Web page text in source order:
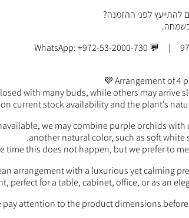
להתייעץ לפני ההזמנה?
בשמחה.
Arrangement of 4
with many buds, while others may arrive
current stock availability and the plant’s
we may combine purple orchids
another natural color, such as soft white
time this does not happen, but we prefer to
arrangement with a luxurious yet calming
perfect for a table, cabinet, office, or as an
pay attention to the product dimensions